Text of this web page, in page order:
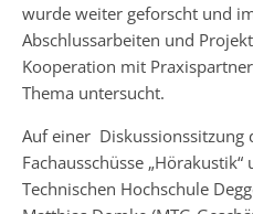
wurde weiter geforscht und
Abschlussarbeiten und
Kooperation mit
Thema untersucht.
Auf einer Diskussionssitzung
Fachausschüsse „Hörakustik“
Technischen Hochschule